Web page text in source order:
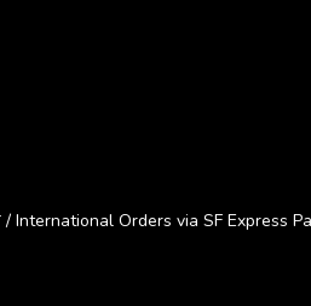
International Orders via SF Express